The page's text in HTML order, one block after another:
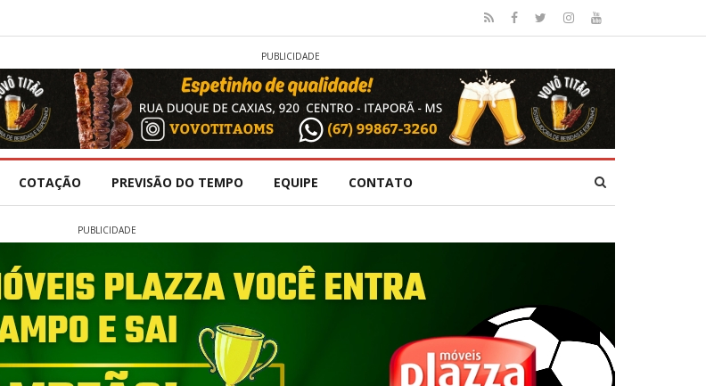
PUBLICIDADE
COTAÇÃO PREVISÃO DO TEMPO EQUIPE CONTATO
PUBLICIDADE